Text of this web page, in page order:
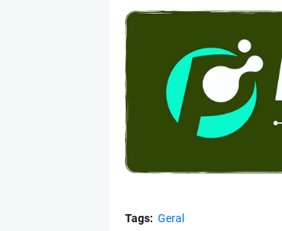
Tags: Geral